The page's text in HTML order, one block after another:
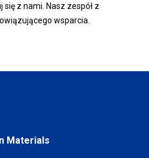
z nami. Nasz zespół z
wsparcia.
Materials